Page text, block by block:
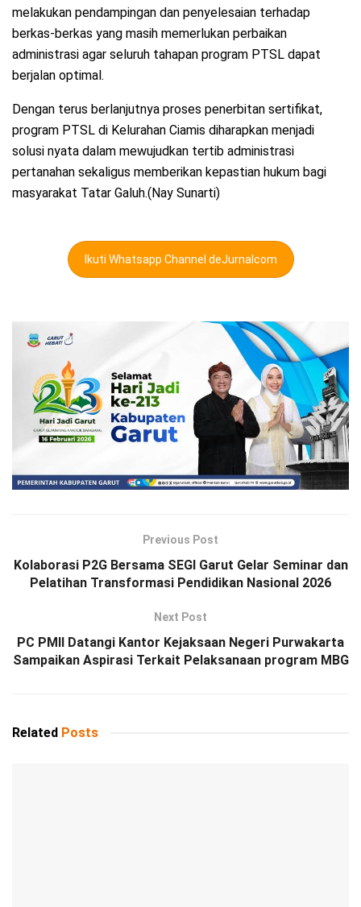
melakukan pendampingan dan penyelesaian terhadap
berkas-berkas yang masih memerlukan perbaikan
administrasi agar seluruh tahapan program PTSL dapat
berjalan optimal.
Dengan terus berlanjutnya proses penerbitan sertifikat,
program PTSL di Kelurahan Ciamis diharapkan menjadi
solusi nyata dalam mewujudkan tertib administrasi
pertanahan sekaligus memberikan kepastian hukum bagi
masyarakat Tatar Galuh.(Nay Sunarti)
Ikuti Whatsapp Channel deJurnalcom
Previous Post
Kolaborasi P2G Bersama SEGI Garut Gelar Seminar dan
Pelatihan Transformasi Pendidikan Nasional 2026
Next Post
PC PMII Datangi Kantor Kejaksaan Negeri Purwakarta
Sampaikan Aspirasi Terkait Pelaksanaan program MBG
Related Posts